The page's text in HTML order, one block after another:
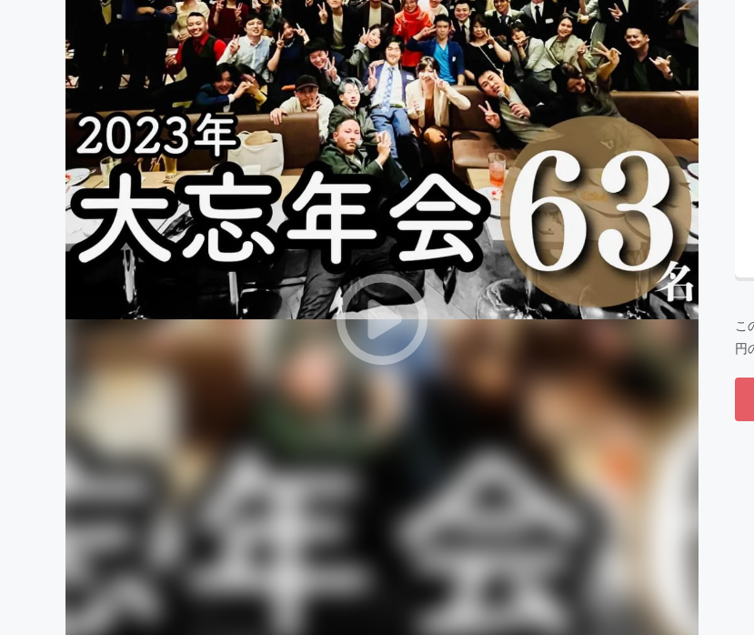
映像・映画 書籍・雑誌出版 アニメ・漫画
ビジネス・起業 チャレンジ ビューティー
まちづくり・地域活性化
CAMPFIRE for Social GoodCAMPFIRE Creation
CAMPFIREふるさと納税machi-yaコミュニティ
こ
円